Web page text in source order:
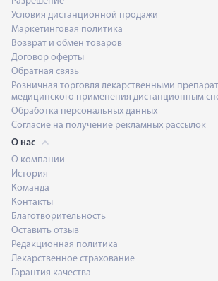
Условия дистанционной продажи
Маркетинговая политика
Возврат и обмен товаров
Договор оферты
Обратная связь
Розничная торговля лекарственными
медицинского применения дистанционным
Обработка персональных данных
Согласие на получение рекламных рассылок
О нас
О компании
История
Команда
Контакты
Благотворительность
Оставить отзыв
Редакционная политика
Лекарственное страхование
Гарантия качества